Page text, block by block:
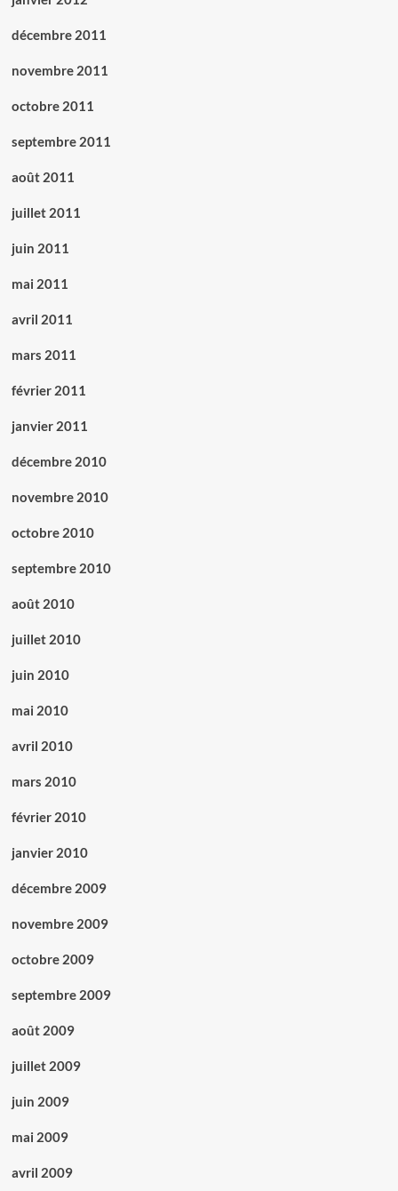
décembre 2011
novembre 2011
octobre 2011
septembre 2011
août 2011
juillet 2011
juin 2011
mai 2011
avril 2011
mars 2011
février 2011
janvier 2011
décembre 2010
novembre 2010
octobre 2010
septembre 2010
août 2010
juillet 2010
juin 2010
mai 2010
avril 2010
mars 2010
février 2010
janvier 2010
décembre 2009
novembre 2009
octobre 2009
septembre 2009
août 2009
juillet 2009
juin 2009
mai 2009
avril 2009